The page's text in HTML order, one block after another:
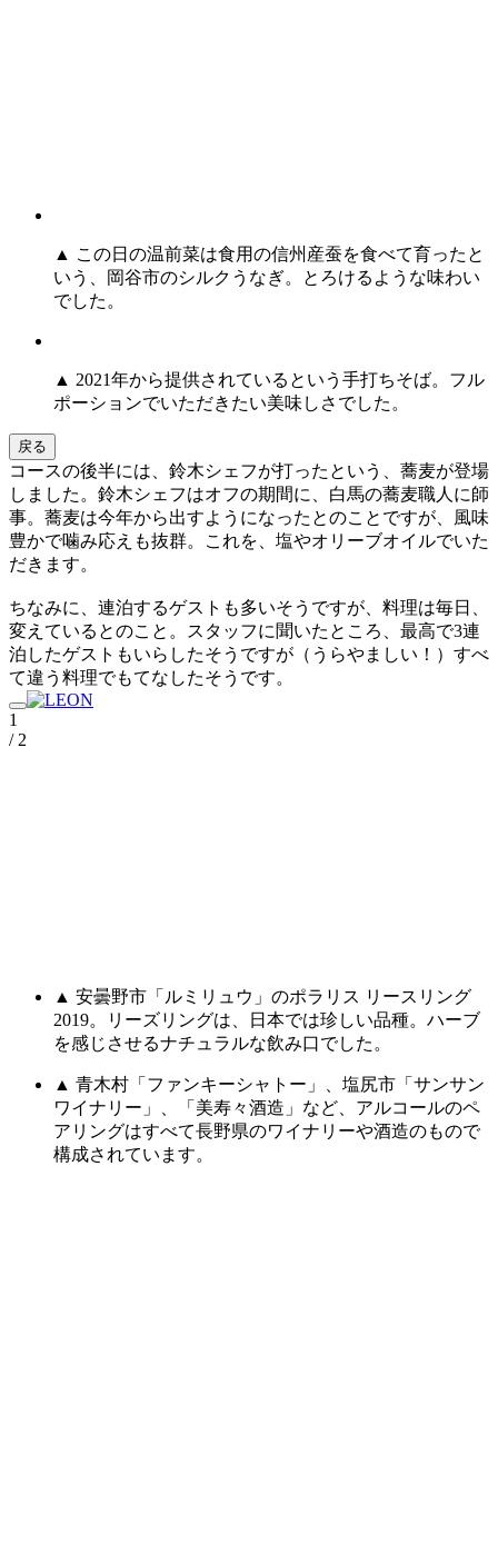
▲ この日の温前菜は食用の信州産蚕を食べて育ったと
いう、岡谷市のシルクうなぎ。とろけるような味わい
でした。
▲ 2021年から提供されているという手打ちそば。フル
ポーションでいただきたい美味しさでした。
戻る
コースの後半には、鈴木シェフが打ったという、蕎麦が登場
しました。鈴木シェフはオフの期間に、白馬の蕎麦職人に師
事。蕎麦は今年から出すようになったとのことですが、風味
豊かで噛み応えも抜群。これを、塩やオリーブオイルでいた
だきます。
ちなみに、連泊するゲストも多いそうですが、料理は毎日、
変えているとのこと。スタッフに聞いたところ、最高で3連
泊したゲストもいらしたそうですが（うらやましい！）すべ
て違う料理でもてなしたそうです。
1
/ 2
▲ 安曇野市「ルミリュウ」のポラリス リースリング
2019。リーズリングは、日本では珍しい品種。ハーブ
を感じさせるナチュラルな飲み口でした。
▲ 青木村「ファンキーシャトー」、塩尻市「サンサン
ワイナリー」、「美寿々酒造」など、アルコールのペ
アリングはすべて長野県のワイナリーや酒造のもので
構成されています。